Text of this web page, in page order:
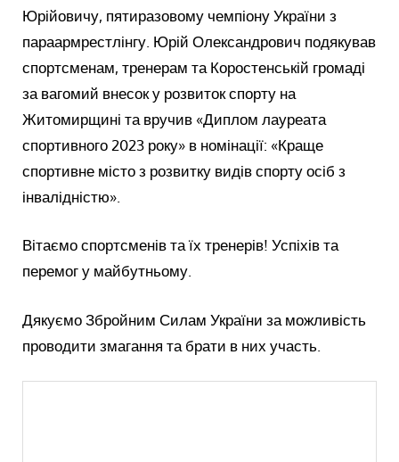
Юрійовичу, пятиразовому чемпіону України з
параармрестлінгу. Юрій Олександрович подякував
спортсменам, тренерам та Коростенській громаді
за вагомий внесок у розвиток спорту на
Житомирщині та вручив «Диплом лауреата
спортивного 2023 року» в номінації: «Краще
спортивне місто з розвитку видів спорту осіб з
інвалідністю».
Вітаємо спортсменів та їх тренерів! Успіхів та
перемог у майбутньому.
Дякуємо Збройним Силам України за можливість
проводити змагання та брати в них участь.